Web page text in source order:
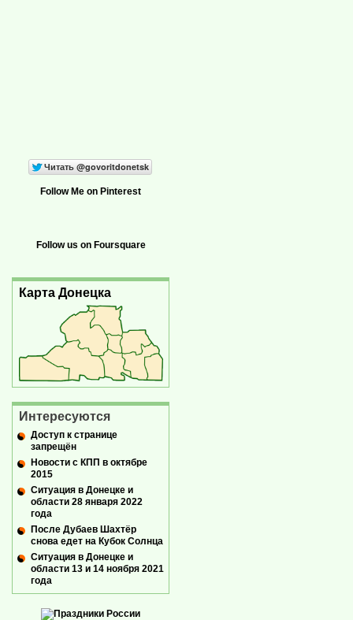
Follow Me on Pinterest
Follow us on Foursquare
Карта Донецка
Интересуются
Доступ к странице
запрещён
Новости с КПП в октябре
2015
Ситуация в Донецке и
области 28 января 2022
года
После Дубаев Шахтёр
снова едет на Кубок Солнца
Ситуация в Донецке и
области 13 и 14 ноября 2021
года